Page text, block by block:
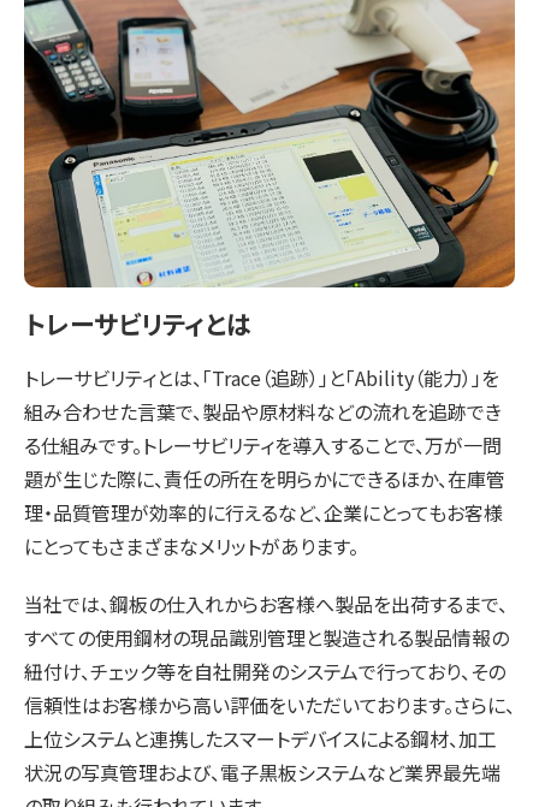
トレーサビリティとは
トレーサビリティとは、「Trace（追跡）」と「Ability（能力）」を
組み合わせた言葉で、製品や原材料などの流れを追跡でき
る仕組みです。トレーサビリティを導入することで、万が一問
題が生じた際に、責任の所在を明らかにできるほか、在庫管
理・品質管理が効率的に行えるなど、企業にとってもお客様
にとってもさまざまなメリットがあります。
当社では、鋼板の仕入れからお客様へ製品を出荷するまで、
すべての使用鋼材の現品識別管理と製造される製品情報の
紐付け、チェック等を自社開発のシステムで行っており、その
信頼性はお客様から高い評価をいただいております。さらに、
上位システムと連携したスマートデバイスによる鋼材、加工
状況の写真管理および、電子黒板システムなど業界最先端